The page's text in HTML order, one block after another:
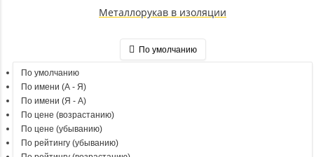
Металлорукав в изоляции
По умолчанию
По умолчанию
По имени (A - Я)
По имени (Я - A)
По цене (возрастанию)
По цене (убыванию)
По рейтингу (убыванию)